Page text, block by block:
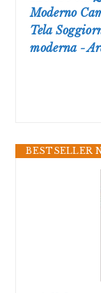
Moderno
Tela
moderna -
BESTSELLER